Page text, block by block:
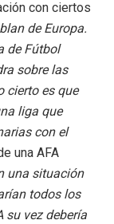
con ciertos
de Europa.
de Fútbol
sobre las
cierto es que
liga que
con el
una AFA
una situación
todos los
su vez debería